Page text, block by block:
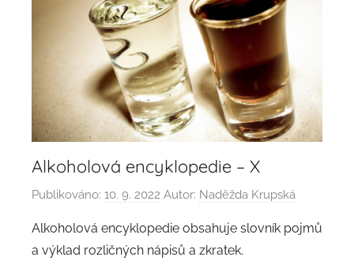
Alkoholová encyklopedie – X
Publikováno: 10. 9. 2022 Autor: Naděžda Krupská
Alkoholová encyklopedie obsahuje slovník pojmů
a výklad rozličných nápisů a zkratek.